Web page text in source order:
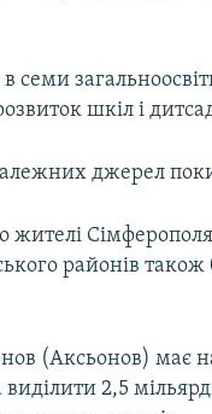
семи
шкіл і
джерел
жителі
районів
(Аксьонов) має
2,5